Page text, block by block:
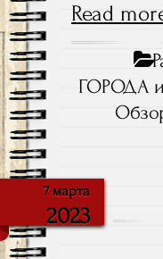
Read
ГОРОДА
7 марта
2023